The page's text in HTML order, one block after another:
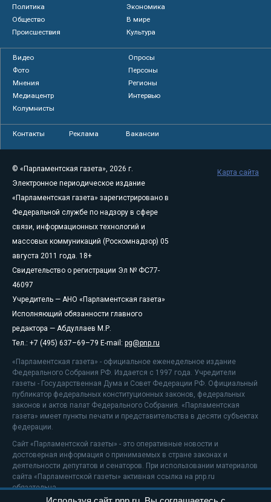
Политика
Экономика
Общество
В мире
Происшествия
Культура
Видео
Опросы
Фото
Персоны
Мнения
Регионы
Медиацентр
Интервью
Колумнисты
Контакты Реклама Вакансии
© «Парламентская газета», 2026 г.
Электронное периодическое издание
«Парламентская газета» зарегистрировано в
Федеральной службе по надзору в сфере
связи, информационных технологий и
массовых коммуникаций (Роскомнадзор) 05
августа 2011 года. 18+
Свидетельство о регистрации Эл № ФС77-
46097
Учредитель — АНО «Парламентская газета»
Исполняющий обязанности главного
редактора — Абдуллаев М.Р.
Тел.: +7 (495) 637–69–79 E-mail: pg@pnp.ru
«Парламентская газета» - официальное еженедельное издание
Федерального Собрания РФ. Издается с 1997 года. Учредители
газеты - Государственная Дума и Совет Федерации РФ. Официальный
публикатор федеральных конституционных законов, федеральных
законов и актов палат Федерального Собрания. «Парламентская
газета» имеет пункты печати и представительства в десяти субъектах
федерации.
Сайт «Парламентской газеты» - это оперативные новости и
достоверная информация о принимаемых в стране законах и
деятельности депутатов и сенаторов. При использовании материалов
сайта «Парламентской газеты» активная ссылка на pnp.ru
обязательна.
Карта сайта